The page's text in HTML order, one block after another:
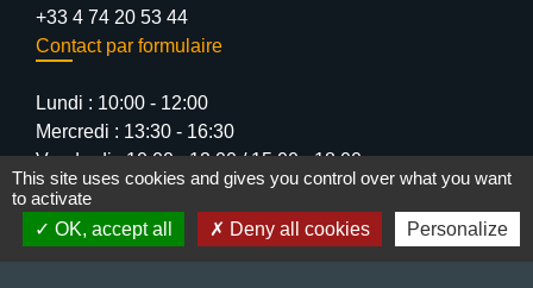
+33 4 74 20 53 44
Contact par formulaire
Lundi : 10:00 - 12:00
Mercredi : 13:30 - 16:30
Vendredi : 10:00 - 12:00 / 15:00 - 18:00
This site uses cookies and gives you control over what you want
to activate
OK, accept all
Deny all cookies Personalize